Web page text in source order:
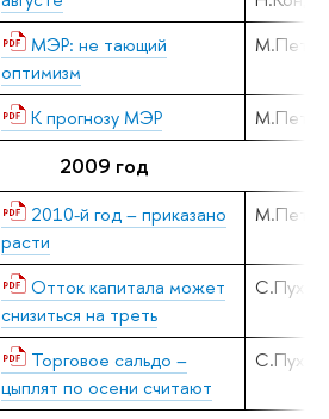
МЭР: не тающий
оптимизм
К прогнозу МЭР
2009 год
2010-й год – приказано
расти
Отток капитала может
снизиться на треть
С.Пухов
Торговое сальдо –
цыплят по осени считают
С.Пухов